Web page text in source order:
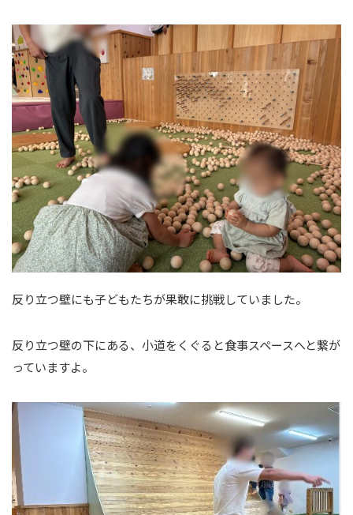
反り立つ壁にも子どもたちが果敢に挑戦していました。
反り立つ壁の下にある、小道をくぐると食事スペースへと繋が
っていますよ。